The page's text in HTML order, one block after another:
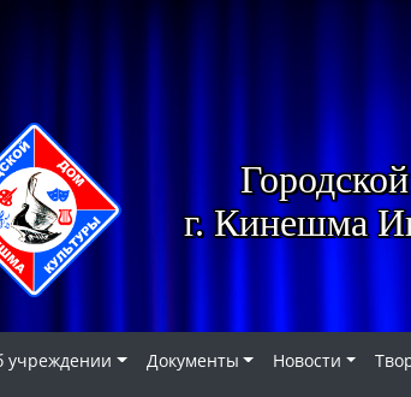
г. Кинешма
учреждении Документы Новости